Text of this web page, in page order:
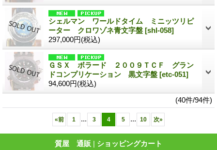
シェルマン ワールドタイム ミニッツリピ
ーター クロワゾネ青文字盤 [shl-058]
297,000円(税込)
ＧＳＸ ボラード ２００９ＴＣＦ グラン
ドコンプリケーション 黒文字盤 [etc-051]
94,600円(税込)
(40件/94件)
«前 1 ... 3 4 5 ... 10 次»
質屋 通販 | ショッピングカート